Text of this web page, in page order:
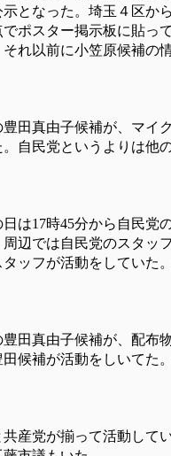
となった。埼玉４区か
ポスター掲示板に貼っ
れ以前に小笠原候補の
田真由子候補が、マイ
自民党というよりは他
は17時45分から自民党
辺では自民党のスタッ
ッフが活動をしていた
田真由子候補が、配布
候補が活動をしいてた
産党が揃って活動して